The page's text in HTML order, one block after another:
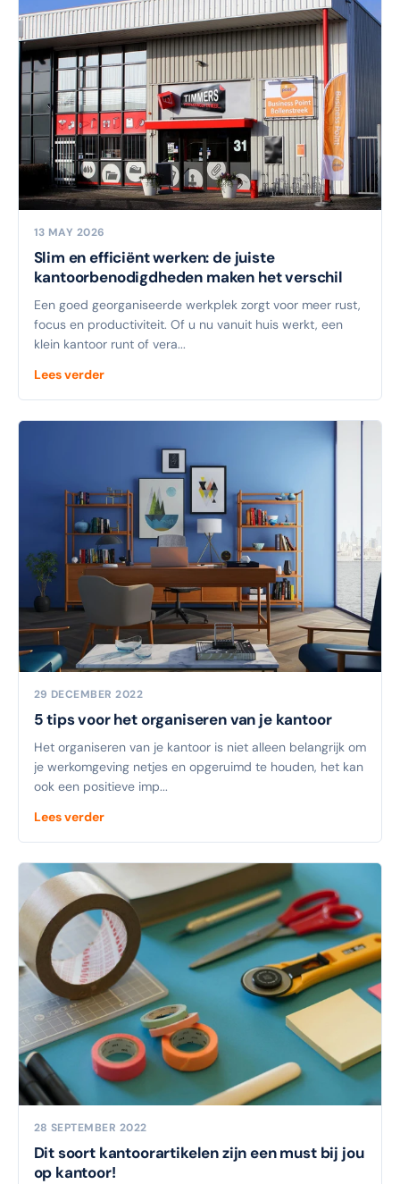
13 MAY 2026
Slim en efficiënt werken: de juiste
kantoorbenodigdheden maken het verschil
Een goed georganiseerde werkplek zorgt voor meer rust,
focus en productiviteit. Of u nu vanuit huis werkt, een
klein kantoor runt of vera...
Lees verder
29 DECEMBER 2022
5 tips voor het organiseren van je kantoor
Het organiseren van je kantoor is niet alleen belangrijk om
je werkomgeving netjes en opgeruimd te houden, het kan
ook een positieve imp...
Lees verder
28 SEPTEMBER 2022
Dit soort kantoorartikelen zijn een must bij jou
op kantoor!